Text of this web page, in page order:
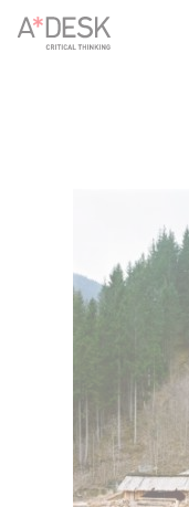
you believe in A*DESK,
continue. You can
it. You can choose
You can decide how